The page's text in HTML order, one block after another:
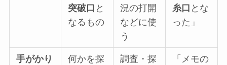
突破口 と
なるもの
況の打開
などに使
う
糸口 とな
った」
手がかり
何かを探
調査・探
「メモの